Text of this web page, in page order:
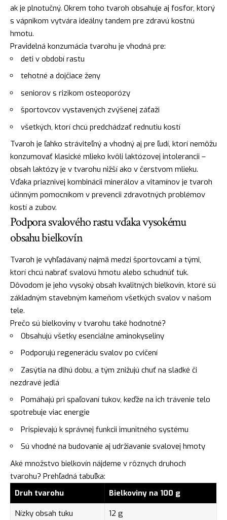
ak je plnotučný. Okrem toho tvaroh obsahuje aj fosfor, ktorý
s vápnikom vytvára ideálny tandem pre zdravú kostnú
hmotu.
Pravidelná konzumácia tvarohu je vhodná pre:
deti v období rastu
tehotné a dojčiace ženy
seniorov s rizikom osteoporózy
športovcov vystavených zvýšenej záťaži
všetkých, ktorí chcú predchádzať rednutiu kostí
Tvaroh je ľahko stráviteľný a vhodný aj pre ľudí, ktorí nemôžu
konzumovať klasické mlieko kvôli laktózovej intolerancii –
obsah laktózy je v tvarohu nižší ako v čerstvom mlieku.
Vďaka priaznivej kombinácii minerálov a vitamínov je tvaroh
účinným pomocníkom v prevencii zdravotných problémov
kostí a zubov.
Podpora svalového rastu vďaka vysokému
obsahu bielkovín
Tvaroh je vyhľadávaný najmä medzi športovcami a tými,
ktorí chcú nabrať svalovú hmotu alebo schudnúť tuk.
Dôvodom je jeho vysoký obsah kvalitných bielkovín, ktoré sú
základným stavebným kameňom všetkých svalov v našom
tele.
Prečo sú bielkoviny v tvarohu také hodnotné?
Obsahujú všetky esenciálne aminokyseliny
Podporujú regeneráciu svalov po cvičení
Zasýtia na dlhú dobu, a tým znižujú chuť na sladké či
nezdravé jedlá
Pomáhajú pri spaľovaní tukov, keďže na ich trávenie telo
spotrebuje viac energie
Prispievajú k správnej funkcii imunitného systému
Sú vhodné na budovanie aj udržiavanie svalovej hmoty
Aké množstvo bielkovín nájdeme v rôznych druhoch
tvarohu? Prehľadná tabuľka:
Druh tvarohu
Bielkoviny na 100 g
Nízky obsah tuku
12 g